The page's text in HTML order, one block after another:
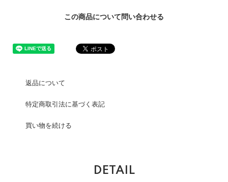
この商品について問い合わせる
返品について
特定商取引法に基づく表記
買い物を続ける
DETAIL